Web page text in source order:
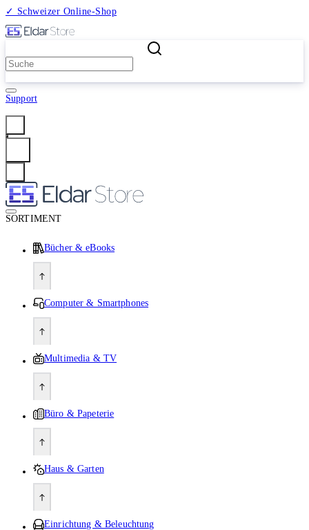
✓ Schweizer Online-Shop
Support
SORTIMENT
Bücher & eBooks
Computer & Smartphones
Multimedia & TV
Büro & Papeterie
Haus & Garten
Einrichtung & Beleuchtung